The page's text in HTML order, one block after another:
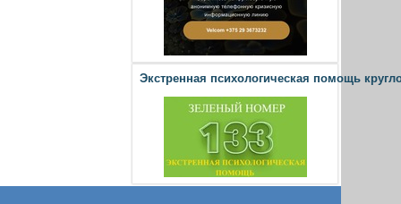
Экстренная психологическая помощь